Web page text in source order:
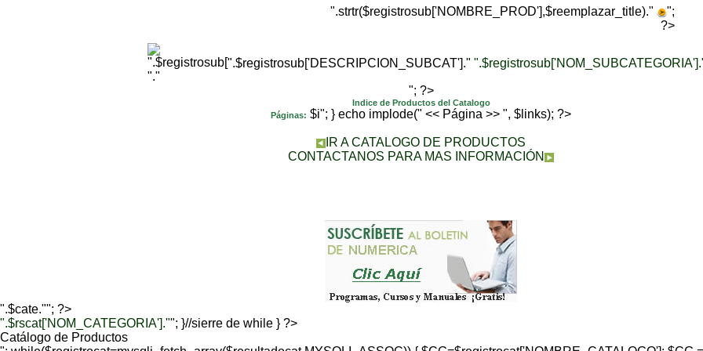
".strtr($registrosub['NOMBRE_PROD'],$reemplazar_title)."
";
?>
"."
".$registrosub['DESCRIPCION_SUBCAT']."
"; ?>
Indice de Productos del Catalogo
Páginas: $i"; } echo implode(" << Página >> ", $links); ?>
IR A CATALOGO DE PRODUCTOS
CONTACTANOS PARA MAS INFORMACIÓN
".$cate.""; ?>
".$rscat['NOM_CATEGORIA'].""; }//sierre de while } ?>
Catálogo de Productos